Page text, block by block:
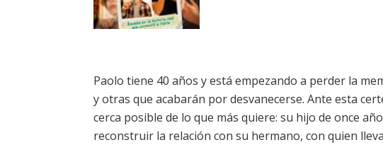
Paolo tiene 40 años y está empezando a perder la
y otras que acabarán por desvanecerse. Ante esta
cerca posible de lo que más quiere: su hijo de once
reconstruir la relación con su hermano, con quien